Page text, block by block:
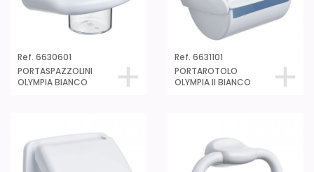
Ref. 6630601
PORTASPAZZOLINI
OLYMPIA BIANCO
Ref. 6631101
PORTAROTOLO
OLYMPIA II BIANCO